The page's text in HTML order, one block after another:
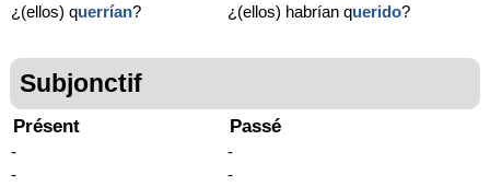
¿(ellos) querrían?
¿(ellos) habrían querido?
Subjonctif
Présent
-
-
Passé
-
-